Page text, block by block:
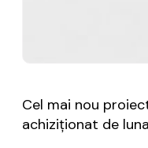
Cel mai nou
achiziţionat de